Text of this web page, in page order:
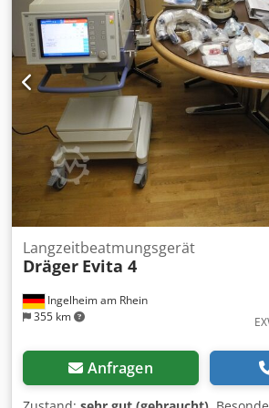
Einstellungen • Keine aktuelle
(bei Bedarf eigenständig
Hinweise: Csdpfxex N Icxj Acnsha
bestimmt für die Verwendung durch
Fachpersonal. Ideal für private
medizinische Transportunternehmen,
Militär, Offshore-Einsätze oder als
Ingelheim am Rhein
355 km
Langzeitbeatmungsgerät
Dräger Evita 4
Anfragen